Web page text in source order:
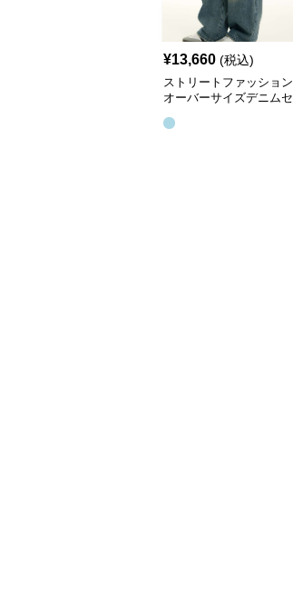
¥13,660 (税込)
ストリートファッション
オーバーサイズデニムセ